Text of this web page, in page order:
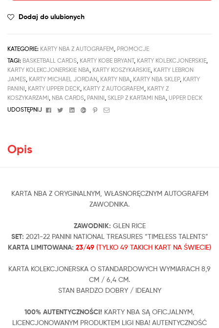
Dodaj do ulubionych
KATEGORIE: KARTY NBA Z AUTOGRAFEM, PROMOCJE
TAGI: BASKETBALL CARDS, KARTY KOBE BRYANT, KARTY KOLEKCJONERSKIE,
KARTY KOLEKCJONERSKIE NBA, KARTY KOSZYKARSKIE, KARTY LEBRON
JAMES, KARTY MICHAEL JORDAN, KARTY NBA, KARTY NBA SKLEP, KARTY
PANINI, KARTY UPPER DECK, KARTY Z AUTOGRAFEM, KARTY Z
KOSZYKARZAMI, NBA CARDS, PANINI, SKLEP Z KARTAMI NBA, UPPER DECK
UDOSTĘPNIJ
FacebookTwitterLinkedinGoogle+Pinterest
Email
Opis
KARTA NBA Z ORYGINALNYM, WŁASNORĘCZNYM AUTOGRAFEM
ZAWODNIKA.
ZAWODNIK: GLEN RICE
SET: 2021-22 PANINI NATIONAL TREASURES “TIMELESS TALENTS”
KARTA LIMITOWANA: 23/49 (TYLKO 49 TAKICH KART NA ŚWIECIE)
KARTA KOLEKCJONERSKA O STANDARDOWYCH WYMIARACH 8,9
CM / 6,4 CM.
STAN BARDZO DOBRY / IDEALNY
100% AUTENTYCZNOŚCI! KARTY NBA SĄ OFICJALNYM,
LICENCJONOWANYM PRODUKTEM LIGI NBA! AUTENTYCZNOŚĆ